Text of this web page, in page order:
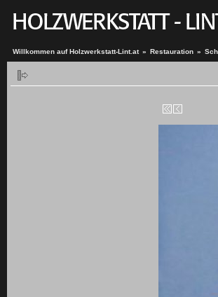
Willkommen auf Holzwerkstatt-Lint.at » Restauration »